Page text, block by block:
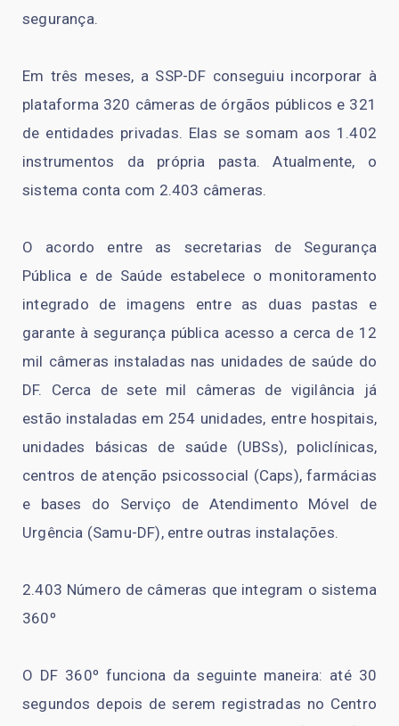
segurança.
Em três meses, a SSP-DF conseguiu incorporar à
plataforma 320 câmeras de órgãos públicos e 321
de entidades privadas. Elas se somam aos 1.402
instrumentos da própria pasta. Atualmente, o
sistema conta com 2.403 câmeras.
O acordo entre as secretarias de Segurança
Pública e de Saúde estabelece o monitoramento
integrado de imagens entre as duas pastas e
garante à segurança pública acesso a cerca de 12
mil câmeras instaladas nas unidades de saúde do
DF. Cerca de sete mil câmeras de vigilância já
estão instaladas em 254 unidades, entre hospitais,
unidades básicas de saúde (UBSs), policlínicas,
centros de atenção psicossocial (Caps), farmácias
e bases do Serviço de Atendimento Móvel de
Urgência (Samu-DF), entre outras instalações.
2.403 Número de câmeras que integram o sistema
360º
O DF 360º funciona da seguinte maneira: até 30
segundos depois de serem registradas no Centro